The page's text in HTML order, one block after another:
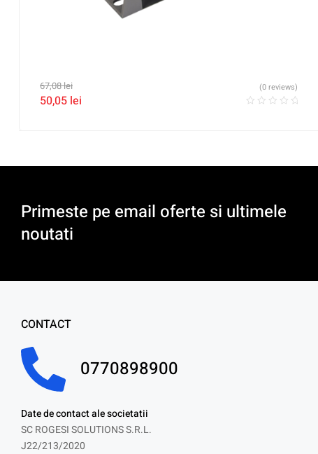
67,08lei
50,05 lei
(0 reviews)
Primeste pe email oferte si ultimele
noutati
CONTACT
0770898900
Date de contact ale societatii
SC ROGESI SOLUTIONS S.R.L.
J22/213/2020